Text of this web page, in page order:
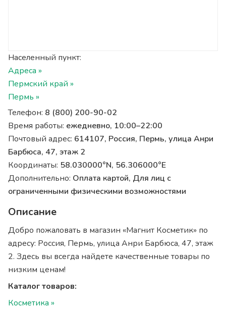
Населенный пункт:
Адреса »
Пермский край »
Пермь »
Телефон: 8 (800) 200-90-02
Время работы: ежедневно, 10:00–22:00
Почтовый адрес: 614107, Россия, Пермь, улица Анри
Барбюса, 47, этаж 2
Координаты: 58.030000°N, 56.306000°E
Дополнительно: Оплата картой, Для лиц с
ограниченными физическими возможностями
Описание
Добро пожаловать в магазин «Магнит Косметик» по
адресу: Россия, Пермь, улица Анри Барбюса, 47, этаж
2. Здесь вы всегда найдете качественные товары по
низким ценам!
Каталог товаров:
Косметика »